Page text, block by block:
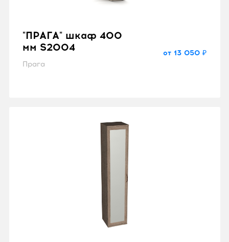
"ПРАГА" шкаф 400
мм S2004
Прага
от 13 050 ₽